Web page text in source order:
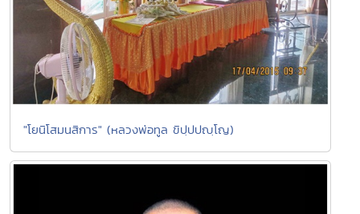
"โยนิโสมนสิการ" (หลวงพ่อทูล ขิปฺปปญฺโญ)